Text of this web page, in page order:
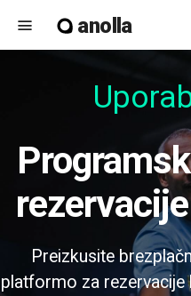
menu anolla
Programska oprema za
Preizkusite
platformo za rezervacije